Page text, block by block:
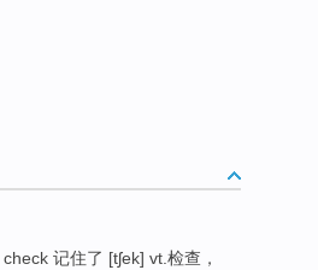
check 记住了 [tʃek] vt.检查，